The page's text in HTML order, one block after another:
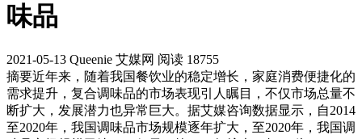
味品
2021-05-13 Queenie 艾媒网 阅读 18755
摘要近年来，随着我国餐饮业的稳定增长，家庭消费便捷化的
需求提升，复合调味品的市场表现引人瞩目，不仅市场总量不
断扩大，发展潜力也异常巨大。据艾媒咨询数据显示，自2014
至2020年，我国调味品市场规模逐年扩大，至2020年，我国调